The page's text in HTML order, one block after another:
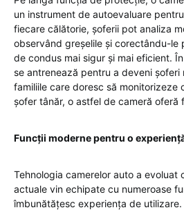
un instrument de autoevaluare
fiecare călătorie, șoferii pot analiza
observând greșelile și corectându-le
de condus mai sigur și mai eficient.
se antrenează pentru a deveni șoferi
familiile care doresc să monitorizeze
șofer tânăr, o astfel de cameră oferă
Funcții moderne pentru o
Tehnologia camerelor auto a evoluat
actuale vin echipate cu numeroase
îmbunătățesc experiența de